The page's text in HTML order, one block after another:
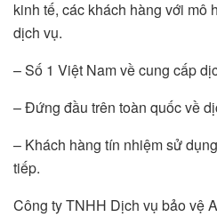
kinh tế, các khách hàng với mô
dịch vụ.
– Số 1 Việt Nam về cung cấp
– Đứng đầu trên toàn quốc về
– Khách hàng tín nhiệm sử
tiếp.
Công ty TNHH Dịch vụ bảo vệ